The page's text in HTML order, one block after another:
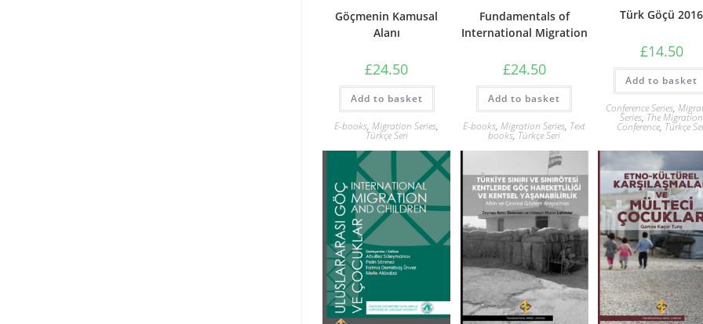
Göçmenin Kamusal
Alanı
£24.50
Add to basket
E-books,Migration Series,
Türkçe Seri
Fundamentals of
International Migration
£24.50
Add to basket
E-books,Migration Series, Text
books, Türkçe Seri
Türk Göçü 2016
£14.50
Add to basket
Conference Series,
Series, The Migration
Conference, Türkçe